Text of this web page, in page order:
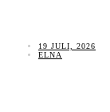
19 JULI, 2026
ELNA